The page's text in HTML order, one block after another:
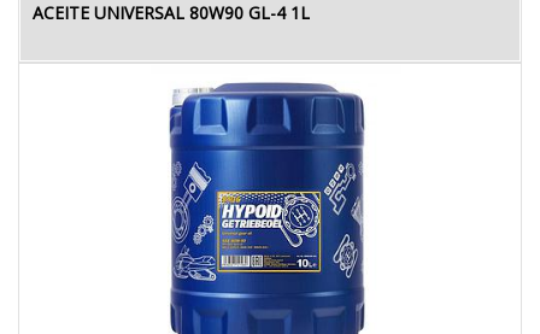
ACEITE UNIVERSAL 80W90 GL-4 1L